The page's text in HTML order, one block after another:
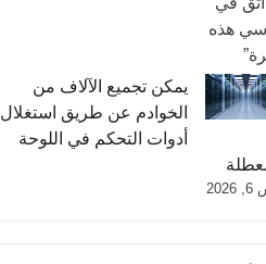
يمكن تجميع الآلاف من
الخوادم عن طريق استغلال
أدوات التحكم في اللوحة